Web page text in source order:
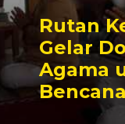
Rutan
Gelar
Agama